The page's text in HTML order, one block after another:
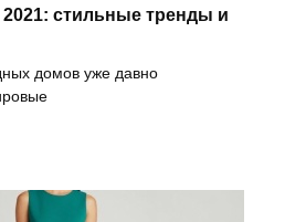
стильные тренды и
домов уже давно